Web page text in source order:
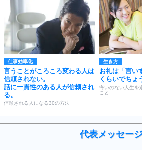
仕事効率化
言うことがころころ変わる人は
信頼されない。
話に一貫性のある人が信頼され
る。
信頼される人になる30の方法
生き方
お礼は「言い
くらいでちょ
悔いのない人生を
こと
代表メッセージ